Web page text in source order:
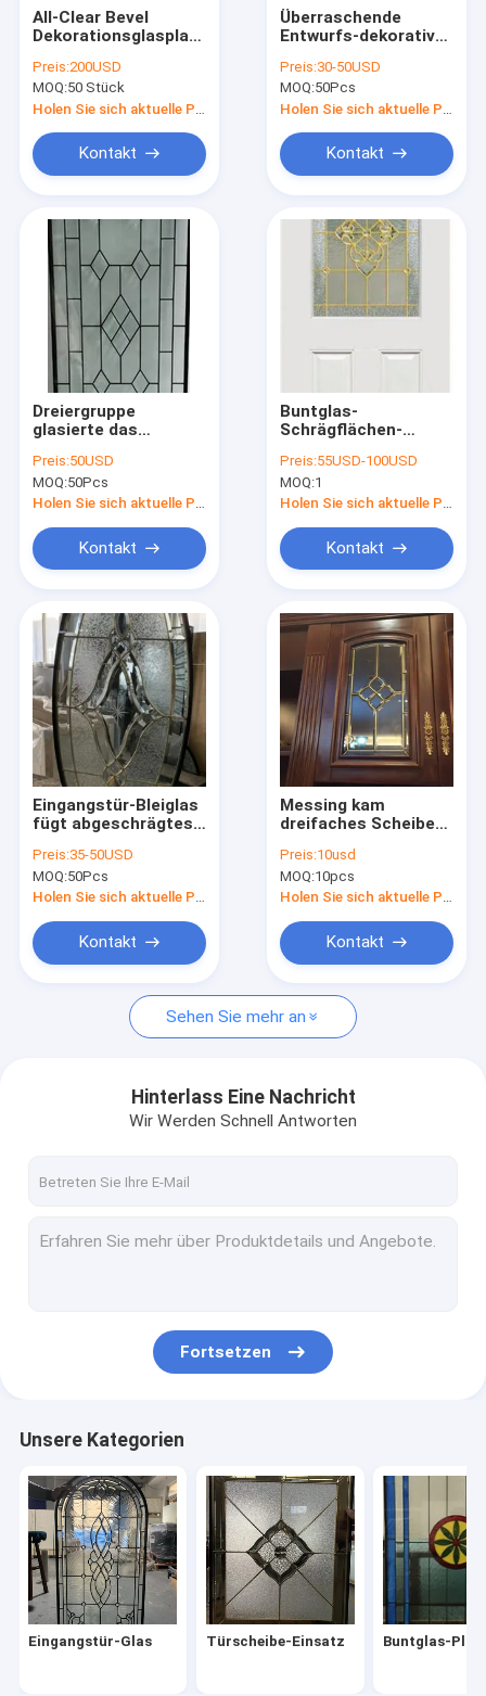
Produkte
Über uns
Fabrik-Ausflug
Qualitätskontrolle
Fordern Sie ein Zitat
Türscheibe-Einsatz
Schmiedeeisen-Tür-Einsätze
Vorhänge zwischen Glas
Ausgeglichenes Glas
Türscheibe-Rahmen
Kabinett-Glaseinsatz
Dekorativer Aluminiumzaun
All-Clear Bevel
Dekorationsglasplatte
für Eingangstüren
Preis:200USD
MOQ:50 Stück
Kontakt
Überraschende
Entwurfs-dekorative
Innentüren
Preis:30-50USD
MOQ:50Pcs
Kontakt
Dreiergruppe
glasierte das
Terrassentüren
antikisieren
Buntglas-Platten-
Preis:50USD
MOQ:50Pcs
Holen Sie sich aktuelle Preis
Kontakt
Buntglas-
Schrägflächen-
dekorative Eisen-
Platte Messing-
Caming des Oval-
Preis:55USD-100USD
MOQ:1
Holen Sie sich aktuelle Preis
Kontakt
Eingangstür-Bleiglas
fügt abgeschrägtes
Triple Glazed Glass
ein
Preis:35-50USD
MOQ:50Pcs
Holen Sie sich aktuelle Preis
Kontakt
Messing kam
dreifaches Scheiben-
täfelt 7.5MM für
Küche
Preis:10usd
MOQ:10pcs
Holen Sie sich aktuelle Preis
Kontakt
Sehen Sie mehr an
Hinterlass Eine Nachricht
Wir Werden Schnell Antworten
Fortsetzen
Unsere Kategorien
Eingangstür-Glas Türscheibe-Einsatz Buntglas-